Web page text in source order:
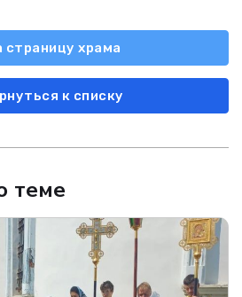
страницу храма
к списку
теме